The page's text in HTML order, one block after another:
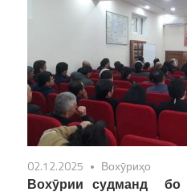
02.12.2025 Вохӯриҳо
Вохӯрии судманд бо